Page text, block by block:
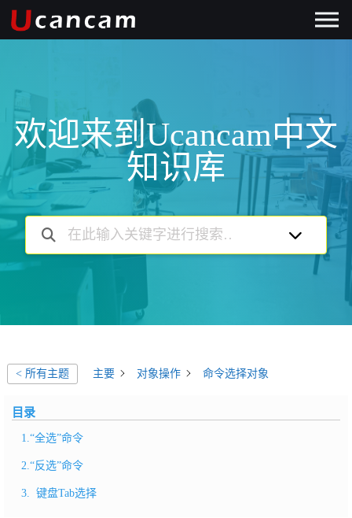
欢迎来到Ucancam中文
知识库
< 所有主题 主要 对象操作 命令选择对象
目录
1.“全选”命令
2.“反选”命令
3. 键盘Tab选择